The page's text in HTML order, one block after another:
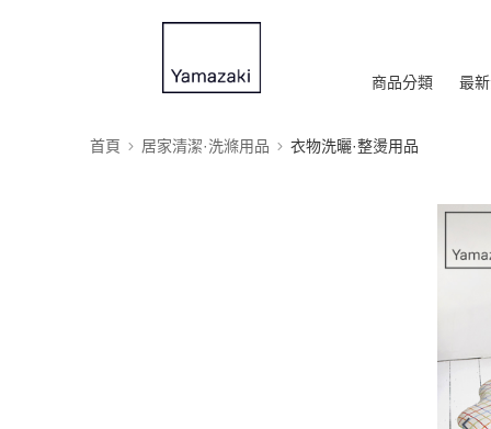
商品分類 最
首頁 居家清潔·洗滌用品 衣物洗曬·整燙用品